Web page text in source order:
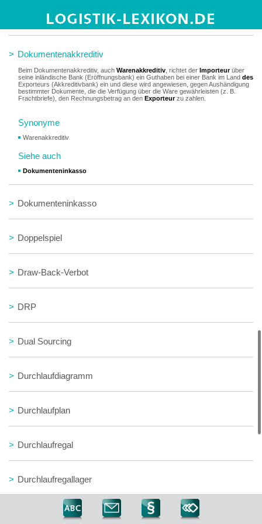
Documents against acceptance
> Dokumentenakkreditiv
Beim Dokumentenakkreditiv, auch Warenakkreditiv , richtet der Importeurüber
seine inländische Bank (Eröffnungsbank) ein Guthaben bei einer Bank im Land des
Exporteurs (Akkreditivbank) ein und diese wird angewiesen, gegen Aushändigung
bestimmter Dokumente, die die Verfügung über die Ware gewährleisten (z. B.
Frachtbriefe), den Rechnungsbetrag an den Exporteurzu zahlen.
Synonyme
Warenakkreditiv
Siehe auch
Dokumenteninkasso
> Dokumenteninkasso
> Doppelspiel
> Draw-Back-Verbot
> DRP
> Dual Sourcing
> Durchlaufdiagramm
> Durchlaufplan
> Durchlaufregal
> Durchlaufregallager
Durchlaufzeit